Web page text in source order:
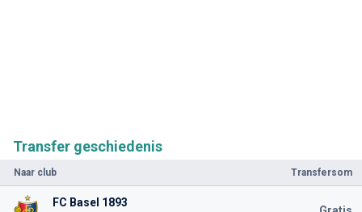
Transfer geschiedenis
Naar club Transfersom
FC Basel 1893